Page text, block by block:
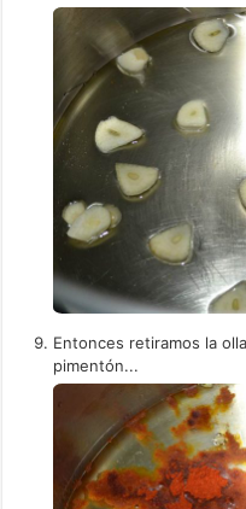
Entonces retiramos la
pimentón...